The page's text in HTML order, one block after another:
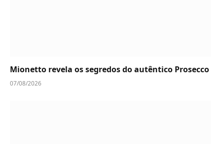
Mionetto revela os segredos do autêntico Prosecco
07/08/2026